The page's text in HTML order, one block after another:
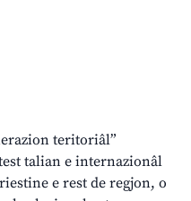
teritoriâl”
talian e internazionâl
e rest de regjon, o